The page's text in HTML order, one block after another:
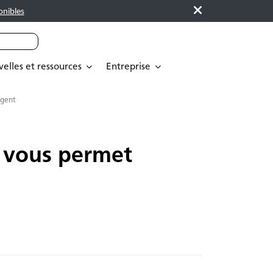
et ressources Entreprise
permet